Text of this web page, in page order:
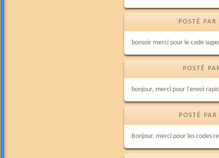
POSTÉ
bonsoir merci pour le code
POSTÉ
bonjour, merci pour l'envoi
POSTÉ
Bonjour, merci pour les codes